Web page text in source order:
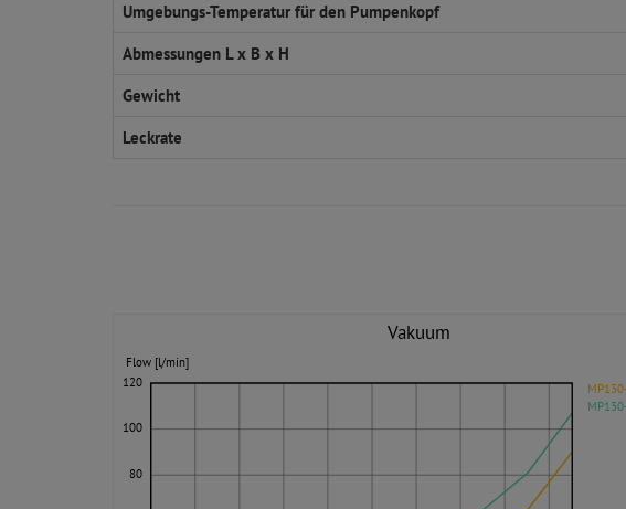
Umgebungs-Temperatur für den Pumpenkopf
Abmessungen L x B x H
Gewicht
Leckrate
Vakuum
Flow [l/min]
80
100
120